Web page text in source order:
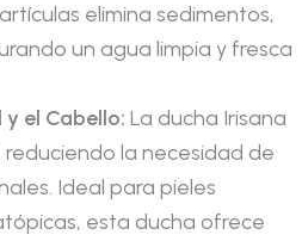
elimina sedimentos,
un agua limpia y fresca
el Cabello: La ducha Irisana
reduciendo la necesidad de
Ideal para pieles
esta ducha ofrece